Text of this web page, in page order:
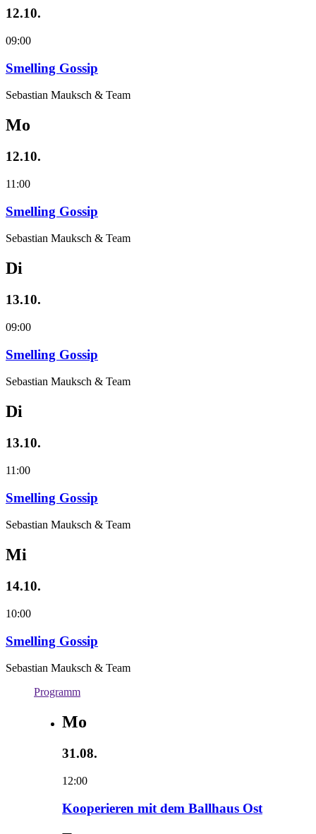
12.10.
09:00
Smelling Gossip
Sebastian Mauksch & Team
Mo
12.10.
11:00
Smelling Gossip
Sebastian Mauksch & Team
Di
13.10.
09:00
Smelling Gossip
Sebastian Mauksch & Team
Di
13.10.
11:00
Smelling Gossip
Sebastian Mauksch & Team
Mi
14.10.
10:00
Smelling Gossip
Sebastian Mauksch & Team
Programm
Mo
31.08.
12:00
Kooperieren mit dem Ballhaus Ost